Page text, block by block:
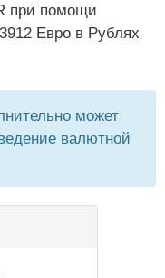
при помощи
Евро в Рублях
может
валютной